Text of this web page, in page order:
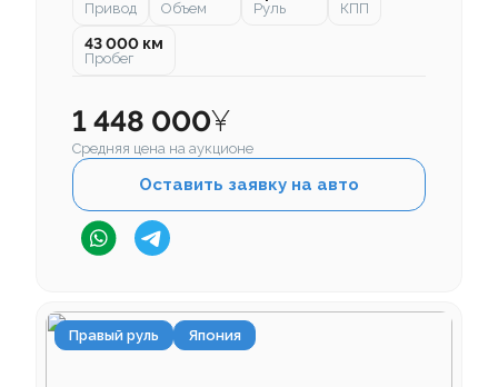
Привод Объем Руль КПП
43 000 км
Пробег
1 448 000¥
Средняя цена на аукционе
Оставить заявку на авто
Правый руль Япония